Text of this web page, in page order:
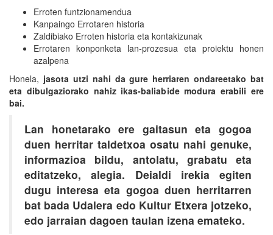
Erroten funtzionamendua
Kanpaingo Errotaren historia
Zaldibiako Erroten historia eta kontakizunak
Errotaren konponketa lan-prozesua eta proiektu honen
azalpena
Honela, jasota utzi nahi da gure herriaren ondareetako bat
eta dibulgaziorako nahiz ikas-baliabide modura erabili ere
bai.
Lan honetarako ere gaitasun eta gogoa
duen herritar taldetxoa osatu nahi genuke,
informazioa bildu, antolatu, grabatu eta
editatzeko, alegia. Deialdi irekia egiten
dugu interesa eta gogoa duen herritarren
bat bada Udalera edo Kultur Etxera jotzeko,
edo jarraian dagoen taulan izena emateko.